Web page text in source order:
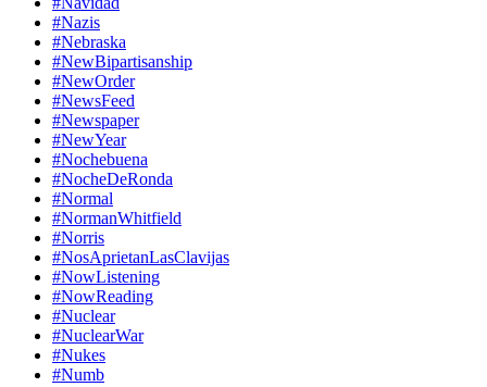
#Nazis
#Nebraska
#NewBipartisanship
#NewOrder
#NewsFeed
#Newspaper
#NewYear
#Nochebuena
#NocheDeRonda
#Normal
#NormanWhitfield
#Norris
#NosAprietanLasClavijas
#NowListening
#NowReading
#Nuclear
#NuclearWar
#Nukes
#Numb